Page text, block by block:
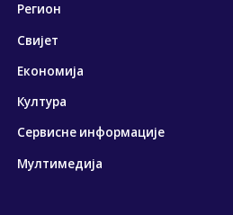
Регион
Свијет
Економија
Култура
Сервисне информације
Мултимедија